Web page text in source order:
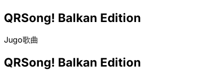
QRSong! Balkan Edition
Jugo歌曲
QRSong! Balkan Edition